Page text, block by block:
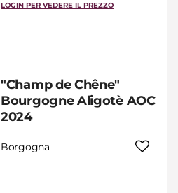
LOGIN PER VEDERE IL PREZZO
"Champ de Chêne"
Bourgogne Aligotè AOC
2024
Borgogna